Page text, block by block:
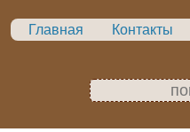
Главная Контакты